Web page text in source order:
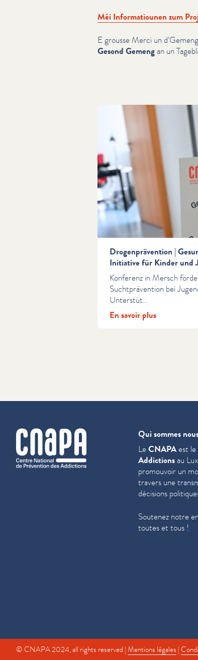
Méi Infor­ma­tiounen zum
E grousse Merci un
Gesond Gemengan un
Drogenprävention |
Initiative für Kinder und
Konferenz in Mersch
Suchtprävention bei
Unterstüt…
En savoir plus
cnapa
Qui sommes
LeCNAPAest le
Addictionsau
promouvoir un
travers une
décisions
Soutenez notre
toutes et tous !
© CNAPA 2024, all rights reserved |Mentions légales |